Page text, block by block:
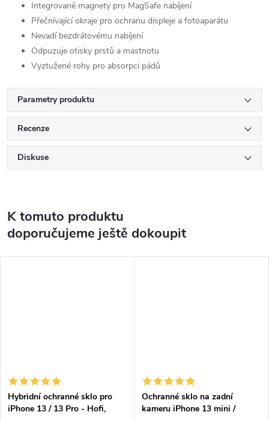
Integrované magnety pro MagSafe nabíjení
Přečnívající okraje pro ochranu displeje a fotoaparátu
Nevadí bezdrátovému nabíjení
Odpuzuje otisky prstů a mastnotu
Vyztužené rohy pro absorpci pádů
Parametry produktu
Recenze
Diskuse
K tomuto produktu
doporučujeme ještě dokoupit
Hybridní ochranné sklo pro
iPhone 13 / 13 Pro - Hofi,
Ochranné sklo na zadní
kameru iPhone 13 mini /